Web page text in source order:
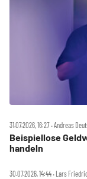
31.07.2026, 16:27 ‧ Andreas
Beispiellose
handeln
30.07.2026, 14:44 ‧ Lars